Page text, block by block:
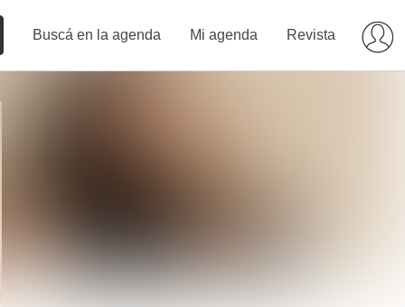
Buscá en la agenda Mi agenda Revista